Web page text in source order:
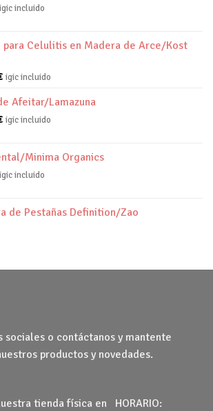
igic incluido
para Celulitis en Madera de Arce/Kost
igic incluido
Afeitar/Lamazuna
igic incluido
Minima Organics
igic incluido
de Pestañas Definition/Zao
sociales o contáctanos y mantente
productos y novedades.
tienda física en HORARIO: